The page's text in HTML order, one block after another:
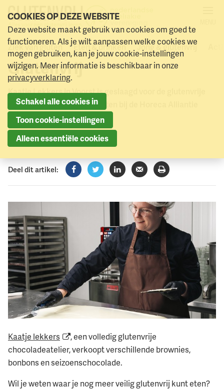
Naar menu Naar hoofdinhoud
Ziek van gluten Eten & drinken Jong & glutenvrij
Kaatje Lekkers aangesloten
bij Horeca Alliantie
Glutenvrij
Kaatje Lekkers in Voorst is geslaagd voor de glutenvrije
audit en daarmee aangesloten bij de Horeca Alliantie
Glutenvrij.
31 januari 2024
Deel dit artikel:
Facebook
TwitterLinkedInVerzenden
Printen
Kaatje lekkers
, een volledig glutenvrije
chocoladeatelier, verkoopt verschillende brownies,
bonbons en seizoenschocolade.
Wil je weten waar je nog meer veilig glutenvrij kunt eten?
COOKIES OP DEZE WEBSITE
Deze website maakt gebruik van cookies om goed te
functioneren. Als je wilt aanpassen welke cookies we
mogen gebruiken, kan je jouw cookie-instellingen
wijzigen. Meer informatie is beschikbaar in onze
privacyverklaring.
Schakel alle cookies in
Toon cookie-instellingen
Alleen essentiële cookies